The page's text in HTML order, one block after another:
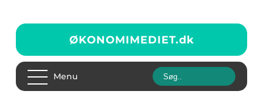
ØKONOMIMEDIET.dk
Menu